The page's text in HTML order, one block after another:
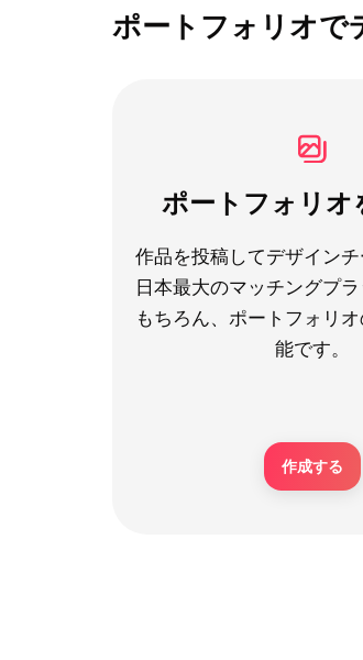
ポートフォリオで
ポートフォリオ
作品を投稿してデザイン
日本最大のマッチングプラ
もちろん、ポートフォリ
能です。
作成する